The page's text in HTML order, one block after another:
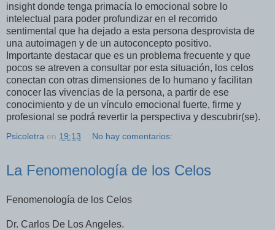
insight donde tenga primacía lo emocional sobre lo
intelectual para poder profundizar en el recorrido
sentimental que ha dejado a esta persona desprovista de
una autoimagen y de un autoconcepto positivo.
Importante destacar que es un problema frecuente y que
pocos se atreven a consultar por esta situación, los celos
conectan con otras dimensiones de lo humano y facilitan
conocer las vivencias de la persona, a partir de ese
conocimiento y de un vínculo emocional fuerte, firme y
profesional se podrá revertir la perspectiva y descubrir(se).
Psicoletra en 19:13 No hay comentarios:
La Fenomenología de los Celos
Fenomenología de los Celos
Dr. Carlos De Los Angeles.